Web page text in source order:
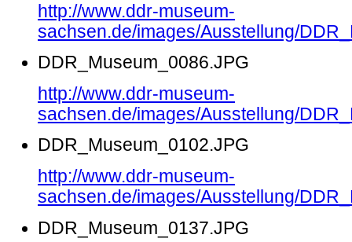
http://www.ddr-museum-
sachsen.de/images/Ausstellung/
DDR_Museum_0086.JPG
http://www.ddr-museum-
sachsen.de/images/Ausstellung/
DDR_Museum_0102.JPG
http://www.ddr-museum-
sachsen.de/images/Ausstellung/
DDR_Museum_0137.JPG